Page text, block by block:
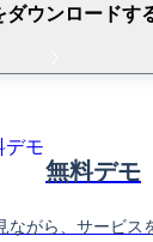
ダウンロードす
無料デモ
ながら、サービス